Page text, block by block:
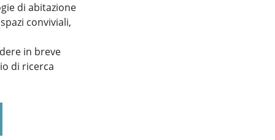
di abitazione
conviviali,
in breve
di ricerca